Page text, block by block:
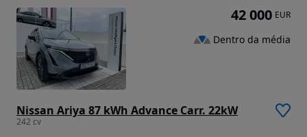
Nissan Ariya 87 kWh Advance Carr. 22kW
242 cv
42 000 EUR
Dentro da média